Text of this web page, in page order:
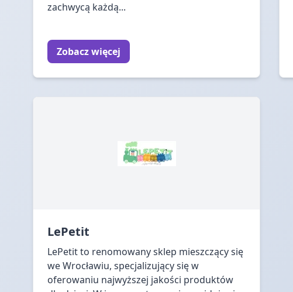
zachwycą każdą...
Zobacz więcej
LePetit
LePetit to renomowany sklep mieszczący się
we Wrocławiu, specjalizujący się w
oferowaniu najwyższej jakości produktów